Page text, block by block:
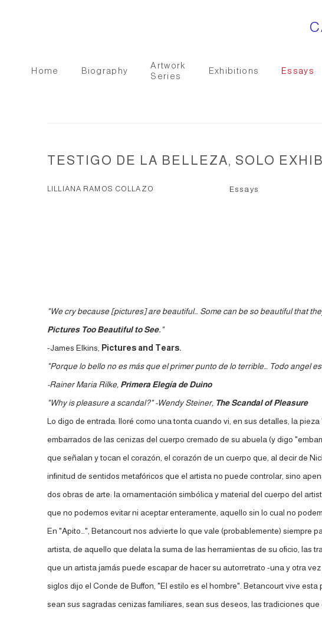
Home Biography
Artwork
Series
Exhibitions Essays
TESTIGO DE LA BELLEZA, SOLO
LILLIANA RAMOS COLLAZO Essays
"We cry because [pictures] are beautiful… Some can be so beautiful that
Pictures Too Beautiful to See."
-James Elkins,
Pictures and Tears.
"Porque lo bello no es más que el primer punto de lo terrible… Todo angel
-Rainer Maria Rilke, Primera Elegía de Duino
"Why is pleasure a scandal?" -Wendy Steiner, The Scandal of Pleasure
Lo digo de entrada: lloré como una tonta cuando vi, en sus detalles, la
embarrados de las cenizas del cuerpo cremado de su abuela (y digo
que señalan y tocan el corazón, el corazón de un cuerpo que, al decir de
infinitud de sentidos metafóricos que el artista no puede controlar, sino
dos obras de arte: la ornamentación simbólica y material del cuerpo del
que no podemos evitar ni aceptar enteramente, aquello sin lo cual no
En "Apito…", Betancourt nos advierte lo que vale (probablemente) siempre
artista, de aquello que delata la suma de las herramientas de su oficio, las
que un artista jamás puede escapar de hacer su autorretrato -una y otra
siglos dijo el Conde de Buffon, "El estilo es el hombre". Betancourt vive
sean sus sagradas cenizas familiares, sean sus deseos, las tradiciones